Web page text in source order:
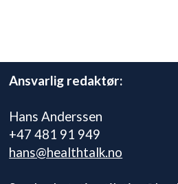
Ansvarlig redaktør:
Hans Anderssen
+47 481 91 949
hans@healthtalk.no